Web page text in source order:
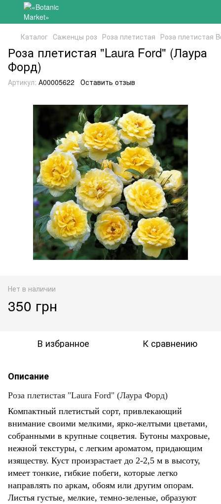
Каталог Саженцы роз Роза плетистая Роза плетистая
Роза плетистая "Laura Ford" (Лаура
Форд)
Артикул: А00005622 Оставить отзыв
Нет в наличии
350 грн
В избранное К сравнению
Описание
Роза плетистая "Laura Ford" (Лаура Форд)
Компактный плетистый сорт, привлекающий
внимание своими мелкими, ярко-желтыми цветами,
собранными в крупные соцветия. Бутоны махровые,
нежной текстуры, с легким ароматом, придающим
изяществу. Куст произрастает до 2-2,5 м в высоту,
имеет тонкие, гибкие побеги, которые легко
направлять по аркам, обоям или другим опорам.
Листья густые, мелкие, темно-зеленые, образуют